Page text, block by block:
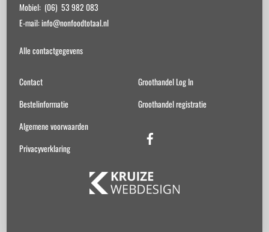
Mobiel: (06) 53 982 083
E-mail: info@nonfoodtotaal.nl
Alle contactgegevens
Contact
Bestelinformatie
Algemene voorwaarden
Privacyverklaring
Groothandel Log In
Groothandel registratie